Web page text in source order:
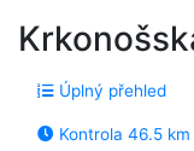
Úplný přehled
Kontrola 46.5 km